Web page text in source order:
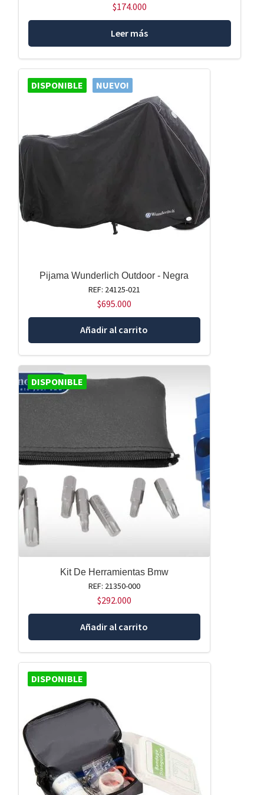
$174.000
Leer más
DISPONIBLE NUEVO!
Pijama Wunderlich Outdoor - Negra
REF: 24125-021
$695.000
Añadir al carrito
DISPONIBLE
Kit De Herramientas Bmw
REF: 21350-000
$292.000
Añadir al carrito
DISPONIBLE